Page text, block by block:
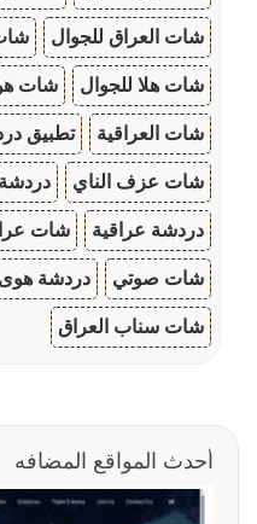
شات العراق للجوال
شات هلا للجوال شات
شات العراقية تطبيق
شات عزف الناي دردشة
دردشة عراقية شات
شات صوتي دردشة
شات سناب العراق
أحدث المواقع المضافه